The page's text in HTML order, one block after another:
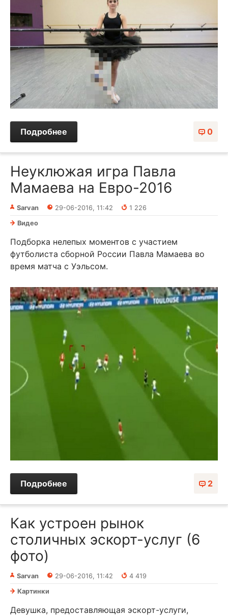
0
Подробнее
Неуклюжая игра Павла
Мамаева на Евро-2016
Sarvan 29-06-2016, 11:42
1 226
Видео
Подборка нелепых моментов с участием
футболиста сборной России Павла Мамаева во
время матча с Уэльсом.
2
Подробнее
Как устроен рынок
столичных эскорт-услуг (6
фото)
Sarvan 29-06-2016, 11:42
4 419
Картинки
Девушка, предоставляющая эскорт-услуги,